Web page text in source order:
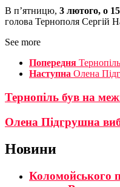
В п’ятницю, 3 лютого, о
голова Тернополя Сергій
See more
Попередня
Наступна Олена
Тернопіль був на
Олена Підгрушна
Новини
Коломойського